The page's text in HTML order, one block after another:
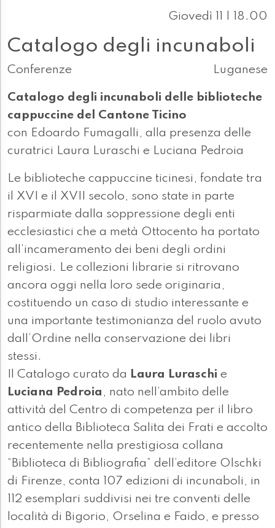
Giovedì 11 | 18.00
Catalogo degli incunaboli
Conferenze Luganese
Catalogo degli incunaboli delle biblioteche
cappuccine del Cantone Ticino
con Edoardo Fumagalli, alla presenza delle
curatrici Laura Luraschi e Luciana Pedroia
Le biblioteche cappuccine ticinesi, fondate tra
il XVI e il XVII secolo, sono state in parte
risparmiate dalla soppressione degli enti
ecclesiastici che a metà Ottocento ha portato
all’incameramento dei beni degli ordini
religiosi. Le collezioni librarie si ritrovano
ancora oggi nella loro sede originaria,
costituendo un caso di studio interessante e
una importante testimonianza del ruolo avuto
dall’Ordine nella conservazione dei libri
stessi.
Il Catalogo curato da Laura Luraschi e
Luciana Pedroia , nato nell’ambito delle
attività del Centro di competenza per il libro
antico della Biblioteca Salita dei Frati e accolto
recentemente nella prestigiosa collana
“Biblioteca di Bibliografia” dell’editore Olschki
di Firenze, conta 107 edizioni di incunaboli, in
112 esemplari suddivisi nei tre conventi delle
località di Bigorio, Orselina e Faido, e presso